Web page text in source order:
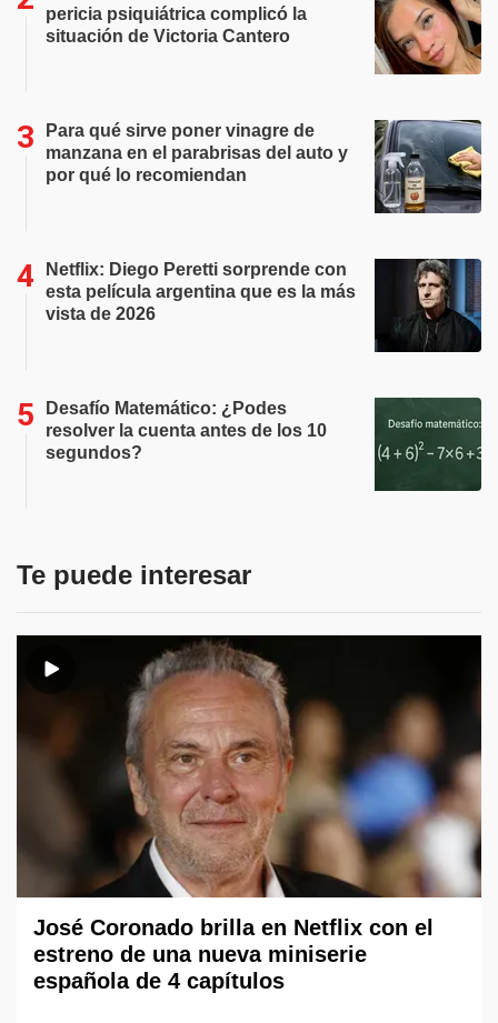
pericia psiquiátrica complicó la
situación de Victoria Cantero
Para qué sirve poner vinagre de
manzana en el parabrisas del auto y
por qué lo recomiendan
Netflix: Diego Peretti sorprende con
esta película argentina que es la más
vista de 2026
Desafío Matemático: ¿Podes
resolver la cuenta antes de los 10
segundos?
Te puede interesar
José Coronado brilla en Netflix con el
estreno de una nueva miniserie
española de 4 capítulos